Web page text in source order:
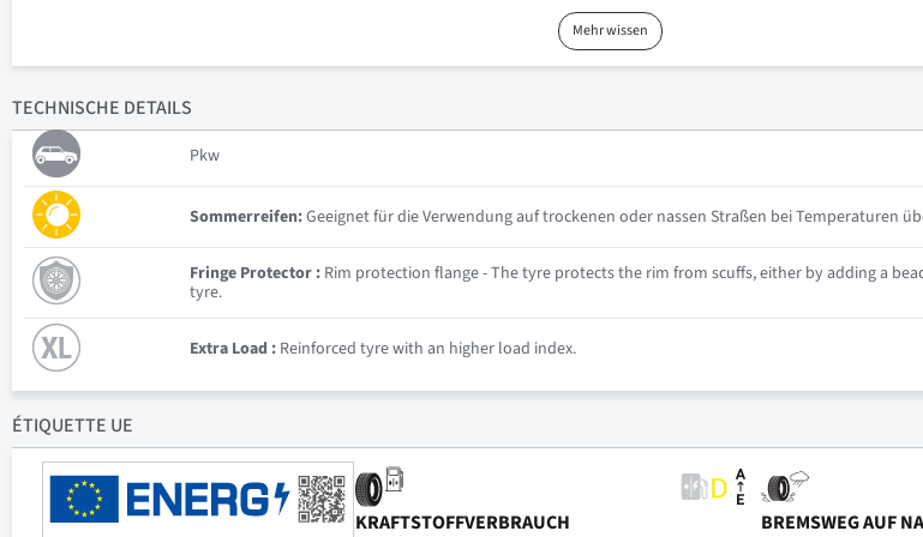
Mehr wissen
TECHNISCHE DETAILS
Pkw
Sommerreifen:Geeignet für die Verwendung auf trockenen oder nassen Straßen bei Temperaturen
Fringe Protector : Rim protection flange - The tyre protects the rim from scuffs, either by adding a
tyre.
Extra Load : Reinforced tyre with an higher load index.
ÉTIQUETTE UE
KRAFTSTOFFVERBRAUCH BREMSWEG AUF